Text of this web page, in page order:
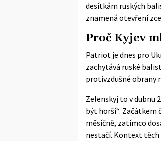
desítkám ruských
znamená otevření
Proč Kyjev
Patriot je dnes pro
zachytává ruské
protivzdušné obrany
Zelenskyj to v dubnu
být horší“. Začátkem
měsíčně, zatímco
nestačí. Kontext